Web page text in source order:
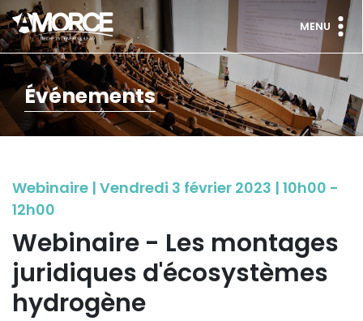
MENU
Événements
Webinaire | Vendredi 3 février 2023 | 10h00 -
12h00
Webinaire - Les montages
juridiques d'écosystèmes
hydrogène